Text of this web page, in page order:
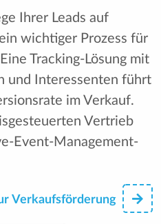
Ihrer Leads auf
wichtiger Prozess für
Tracking-Lösung mit
und Interessenten führt
im Verkauf.
Vertrieb
Event-Management-
Verkaufsförderung